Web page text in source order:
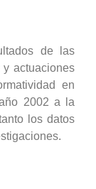
de las
actuaciones
en
2002 a la
los datos